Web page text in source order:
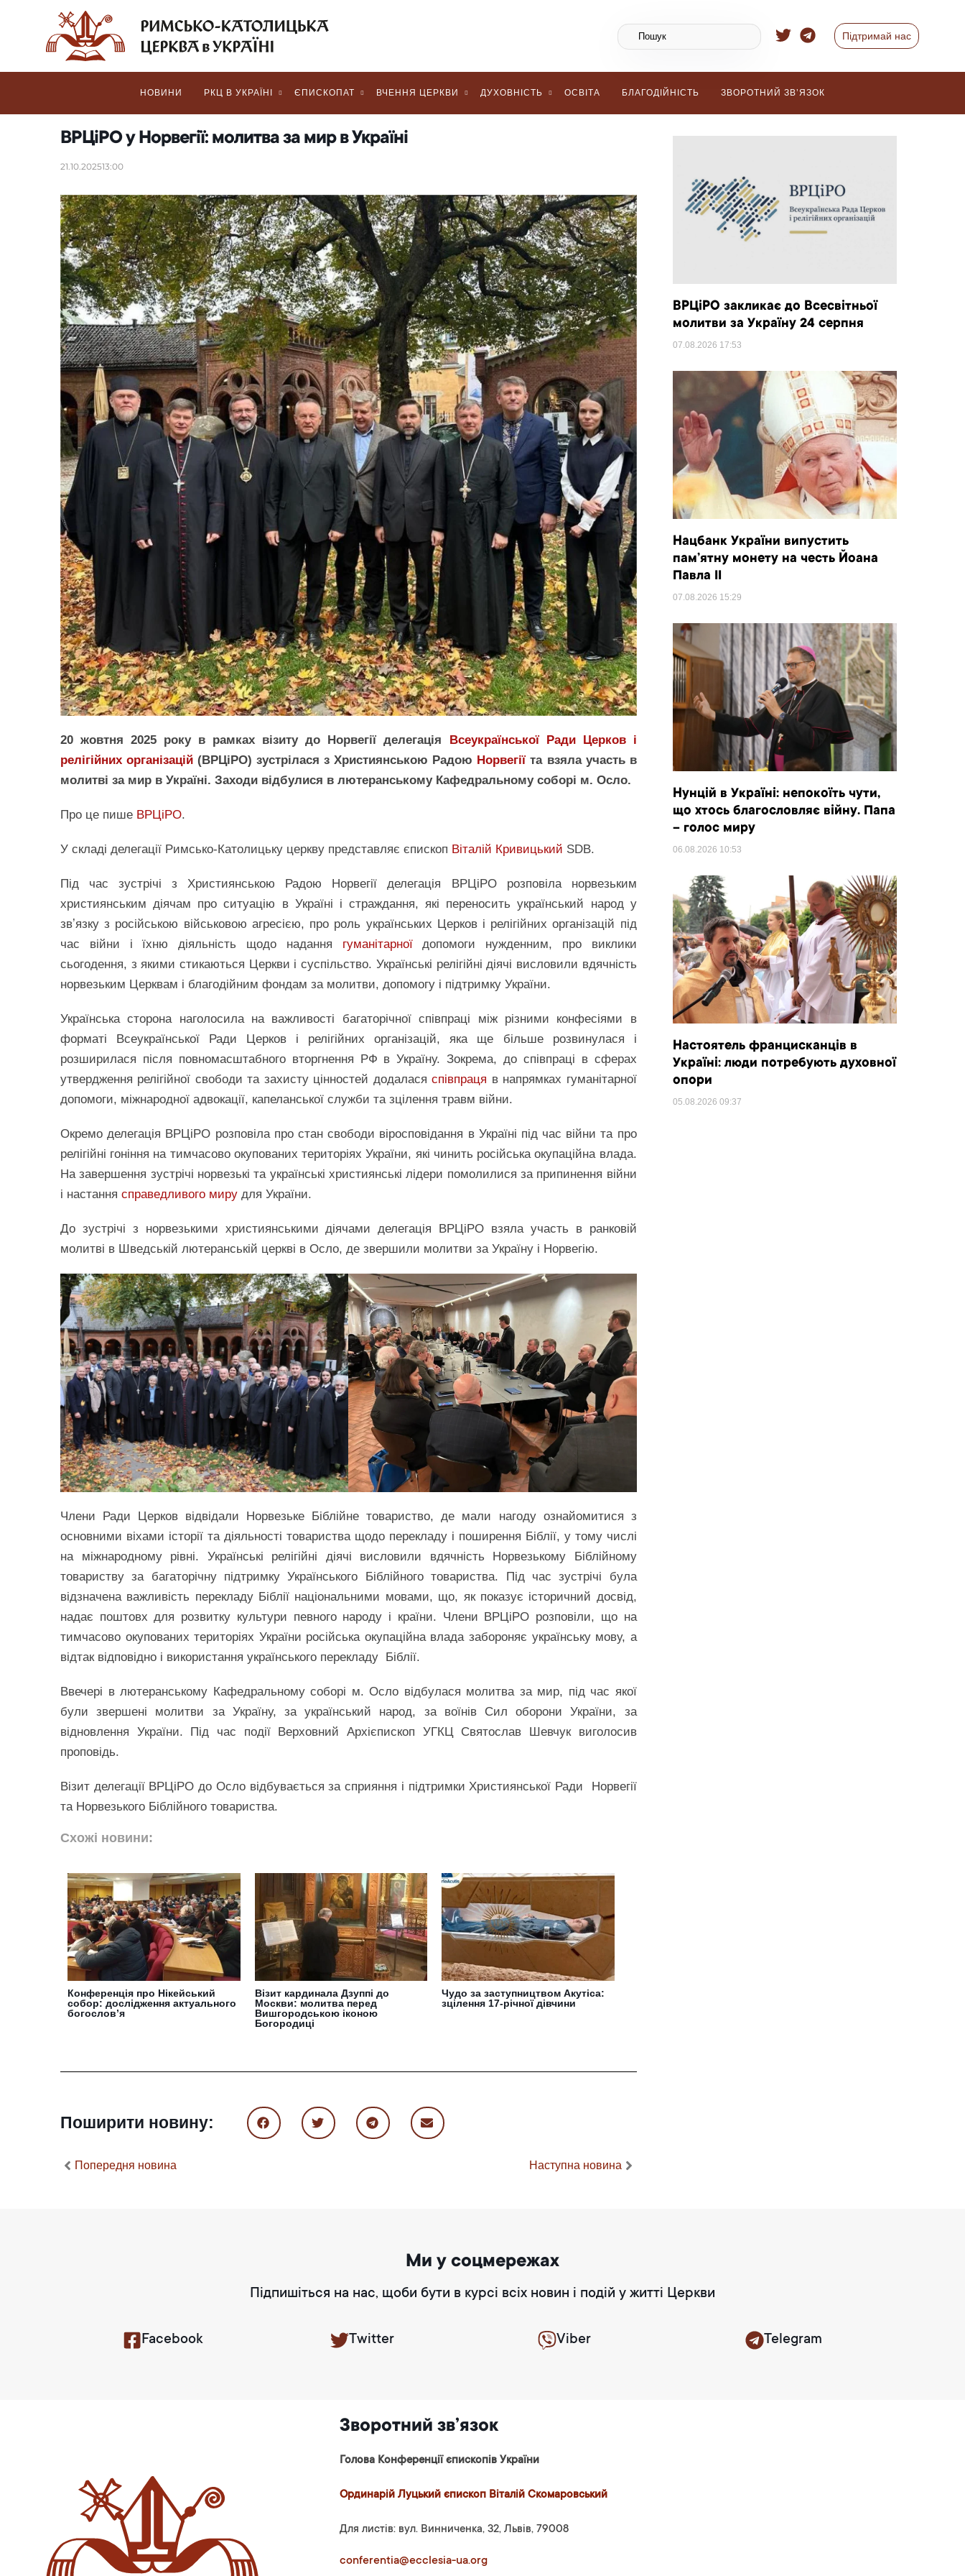
Підтримай нас
НОВИНИ РКЦ В УКРАЇНІ ЄПИСКОПАТ ВЧЕННЯ ЦЕРКВИ ДУХОВНІСТЬ ОСВІТА БЛАГОДІЙНІСТЬ ЗВОРОТНИЙ ЗВ’ЯЗОК
ВРЦіРО у Норвегії: молитва за мир в Україні
21.10.202513:00
20 жовтня 2025 року в рамках візиту до Норвегії делегація Всеукраїнської Ради Церков і
релігійних організацій (ВРЦіРО) зустрілася з Християнською Радою Норвегії та взяла участь в
молитві за мир в Україні. Заходи відбулися в лютеранському Кафедральному соборі м. Осло.
Про це пише ВРЦіРО.
У складі делегації Римсько-Католицьку церкву представляє єпископ Віталій Кривицький SDB.
Під час зустрічі з Християнською Радою Норвегії делегація ВРЦіРО розповіла норвезьким
християнським діячам про ситуацію в Україні і страждання, які переносить український народ у
звʼязку з російською військовою агресією, про роль українських Церков і релігійних організацій під
час війни і їхню діяльність щодо надання гуманітарноїдопомоги нужденним, про виклики
сьогодення, з якими стикаються Церкви і суспільство. Українські релігійні діячі висловили вдячність
норвезьким Церквам і благодійним фондам за молитви, допомогу і підтримку України.
Українська сторона наголосила на важливості багаторічної співпраці між різними конфесіями в
форматі Всеукраїнської Ради Церков і релігійних організацій, яка ще більше розвинулася і
розширилася після повномасштабного вторгнення РФ в Україну. Зокрема, до співпраці в сферах
утвердження релігійної свободи та захисту цінностей додаласяспівпраця в напрямках гуманітарної
допомоги, міжнародної адвокації, капеланської служби та зцілення травм війни.
Окремо делегація ВРЦіРО розповіла про стан свободи віросповідання в Україні під час війни та про
релігійні гоніння на тимчасово окупованих територіях України, які чинить російська окупаційна влада.
На завершення зустрічі норвезькі та українські християнські лідери помолилися за припинення війни
і настання справедливого миру для України.
До зустрічі з норвезькими християнськими діячами делегація ВРЦіРО взяла участь в ранковій
молитві в Шведській лютеранській церкві в Осло, де звершили молитви за Україну і Норвегію.
Члени Ради Церков відвідали Норвезьке Біблійне товариство, де мали нагоду ознайомитися з
основними віхами історії та діяльності товариства щодо перекладу і поширення Біблії, у тому числі
на міжнародному рівні. Українські релігійні діячі висловили вдячність Норвезькому Біблійному
товариству за багаторічну підтримку Українського Біблійного товариства. Під час зустрічі була
відзначена важливість перекладу Біблії національними мовами, що, як показує історичний досвід,
надає поштовх для розвитку культури певного народу і країни. Члени ВРЦіРО розповіли, що на
тимчасово окупованих територіях України російська окупаційна влада забороняє українську мову, а
відтак відповідно і використання українського перекладу Біблії.
Ввечері в лютеранському Кафедральному соборі м. Осло відбулася молитва за мир, під час якої
були звершені молитви за Україну, за український народ, за воїнів Сил оборони України, за
відновлення України. Під час події Верховний Архієпископ УГКЦ Святослав Шевчук виголосив
проповідь.
Візит делегації ВРЦіРО до Осло відбувається за сприяння і підтримки Християнської Ради Норвегії
та Норвезького Біблійного товариства.
Схожі новини:
Конференція про Нікейський
собор: дослідження актуального
богослов’я
Візит кардинала Дзуппі до
Москви: молитва перед
Вишгородською іконою
Богородиці
Чудо за заступництвом Акутіса:
зцілення 17-річної дівчини
Поширити новину:
Попередня новина Наступна новина
ВРЦіРО закликає до Всесвітньої
молитви за Україну 24 серпня
07.08.2026 17:53
Нацбанк України випустить
пам’ятну монету на честь Йоана
Павла II
07.08.2026 15:29
Нунцій в Україні: непокоїть чути,
що хтось благословляє війну. Папа
– голос миру
06.08.2026 10:53
Настоятель францисканців в
Україні: люди потребують духовної
опори
05.08.2026 09:37
Ми у соцмережах
Підпишіться на нас, щоби бути в курсі всіх новин і подій у житті Церкви
Facebook Twitter Viber Telegram
Зворотний зв’язок
Голова Конференції єпископів України
Ординарій Луцький єпископ Віталій Скомаровський
Для листів: вул. Винниченка, 32, Львів, 79008
conferentia@ecclesia-ua.org